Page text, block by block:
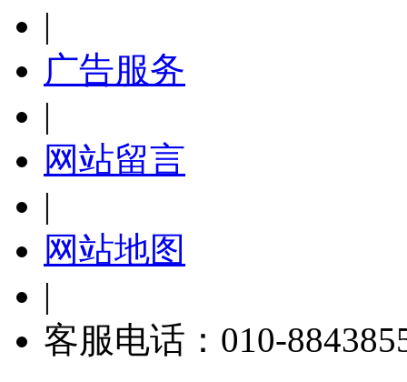
|
广告服务
|
网站留言
|
网站地图
|
客服电话：010-